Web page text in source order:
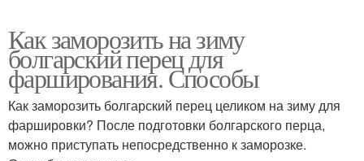
Как заморозить на зиму
болгарский перец для
фарширования. Способы
Как заморозить болгарский перец целиком на зиму для
фаршировки? После подготовки болгарского перца,
можно приступать непосредственно к заморозке.